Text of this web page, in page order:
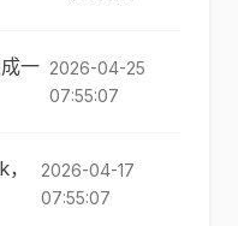
一 2026-04-25
07:55:07
2026-04-17
07:55:07